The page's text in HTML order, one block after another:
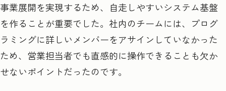
事業展開を実現するため、自走しやすいシステム基盤
を作ることが重要でした。社内のチームには、プログ
ラミングに詳しいメンバーをアサインしていなかった
ため、営業担当者でも直感的に操作できることも欠か
せないポイントだったのです。